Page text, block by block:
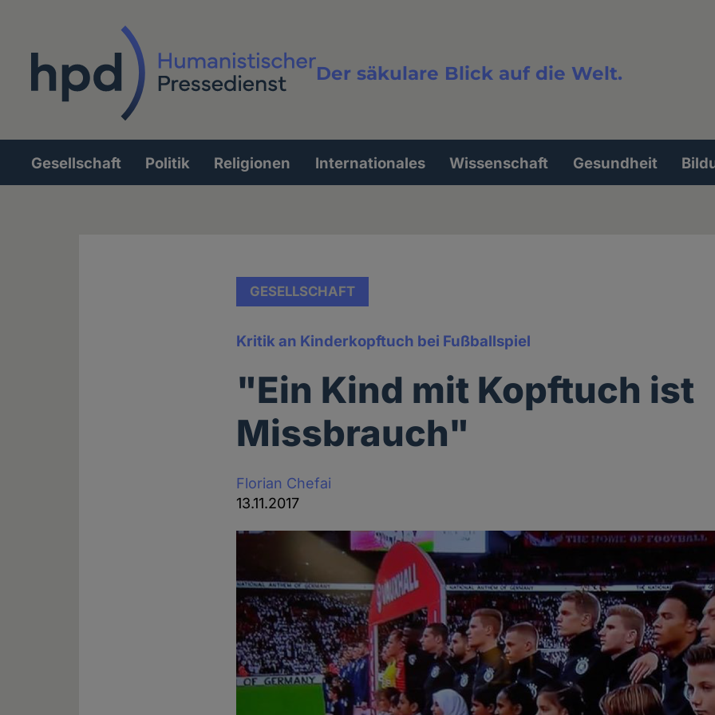
Der säkulare Blick auf die Welt.
Volltextsuche
Hauptnavigation
Gesellschaft Politik Religionen Internationales Wissenschaft Gesundheit
GESELLSCHAFT
Kritik an Kinderkopftuch bei Fußballspiel
"Ein Kind mit Kopftuch ist
Missbrauch"
Florian Chefai
13.11.2017